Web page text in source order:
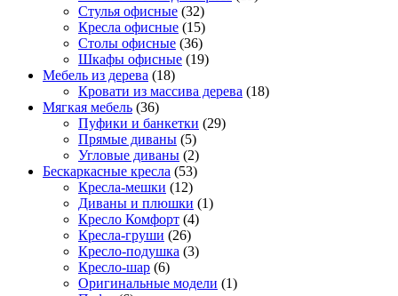
Стулья офисные (32)
Кресла офисные (15)
Столы офисные (36)
Шкафы офисные (19)
Мебель из дерева (18)
Кровати из массива дерева (18)
Мягкая мебель (36)
Пуфики и банкетки (29)
Прямые диваны (5)
Угловые диваны (2)
Бескаркасные кресла (53)
Кресла-мешки (12)
Диваны и плюшки (1)
Кресло Комфорт (4)
Кресла-груши (26)
Кресло-подушка (3)
Кресло-шар (6)
Оригинальные модели (1)